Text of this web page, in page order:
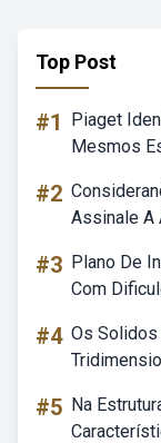
Top Post
#1
Piaget
Mesmos
#2
Assinale A
#3 Plano De
Com
#4 Os Solidos
#5 Na